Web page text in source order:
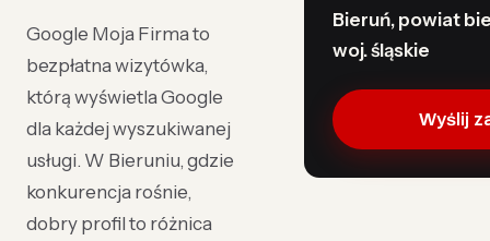
Google Moja Firma to
bezpłatna wizytówka,
którą wyświetla Google
dla każdej wyszukiwanej
usługi. W Bieruniu, gdzie
konkurencja rośnie,
dobry profil to różnica
Bieruń, powiat
woj. śląskie
Wyślij